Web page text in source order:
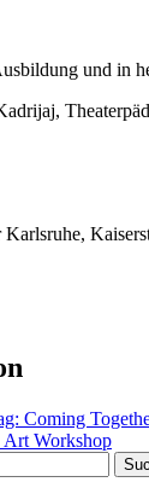
und in
Coming
Art Workshop